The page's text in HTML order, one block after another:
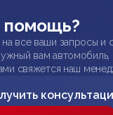
все ваши запросы и
вам автомобиль,
свяжется наш